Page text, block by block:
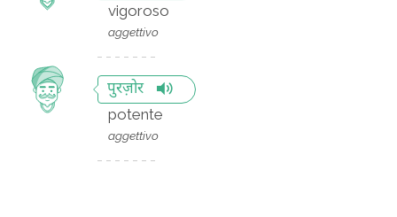
vigoroso
aggettivo
पुरज़ोर
potente
aggettivo